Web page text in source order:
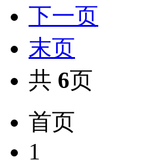
下一页
末页
共 6页
首页
1